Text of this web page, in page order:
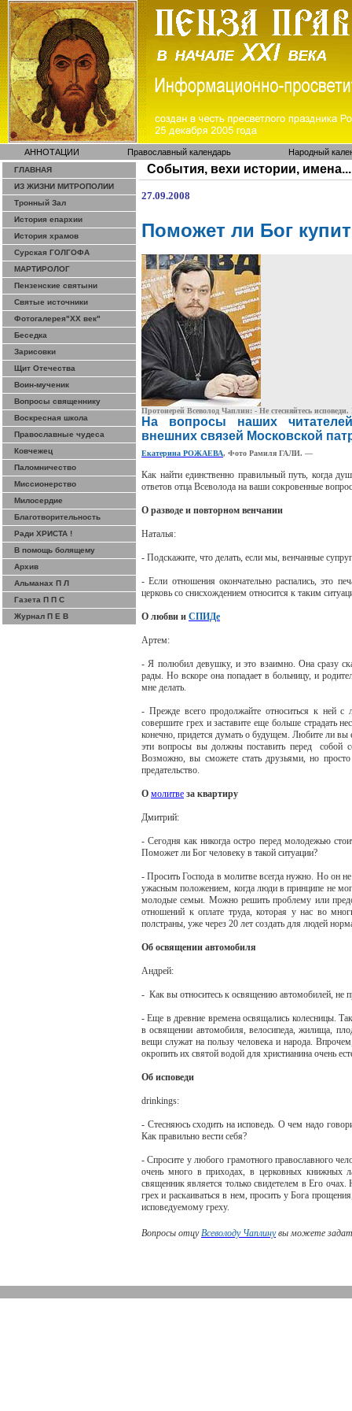
АННОТАЦИИ Православный календарь Народный
ГЛАВНАЯ
ИЗ ЖИЗНИ МИТРОПОЛИИ
Тронный Зал
История епархии
История храмов
Сурская ГОЛГОФА
МАРТИРОЛОГ
Пензенские святыни
Святые источники
Фотогалерея"ХХ век"
Беседка
Зарисовки
Щит Отечества
Воин-мученик
Вопросы священнику
Воскресная школа
Православные чудеса
Ковчежец
Паломничество
Миссионерство
Милосердие
Благотворительность
Ради ХРИСТА !
В помощь болящему
Архив
Альманах П Л
Газета П П С
Журнал П Е В
События, вехи истории, имена...
27.09.2008
Поможет ли Бог
Протоиерей Всеволод Чаплин: - Не стесняйтесь
На вопросы наших читателей
внешних связей Московской
Екатерина РОЖАЕВА, Фото Рамиля ГАЛИ. —
Как найти единственно правильный путь, когда
ответов отца Всеволода на ваши сокровенные
О разводе и повторном венчании
Наталья:
- Подскажите, что делать, если мы, венчанные
- Если отношения окончательно распались, это
церковь со снисхождением относится к таким
О любви и СПИДе
Артем:
- Я полюбил девушку, и это взаимно. Она сразу
рады. Но вскоре она попадает в больницу, и
мне делать.
- Прежде всегопродолжайте относиться к ней с
совершите грех и заставите еще больше страдать
конечно, придется думать о будущем. Любите ли вы
эти вопросы вы должны поставить перед собой
Возможно, вы сможете стать друзьями, но
предательство.
О молитве за квартиру
Дмитрий:
- Сегодня как никогда остро перед молодежью
Поможет ли Бог человеку в такой ситуации?
- Просить Господа в молитве всегда нужно. Но он
ужасным положением, когда люди в принципе не
молодые семьи. Можно решить проблему или
отношений к оплате труда, которая у нас во
полстраны, уже через 20 лет создать для людей
Об освящении автомобиля
Андрей:
- Как вы относитесь к освящению автомобилей, не
- Еще в древние времена освящались колесницы.
в освящении автомобиля, велосипеда, жилища,
вещи служат на пользу человека и народа.
окропить их святой водой для христианина очень
Об исповеди
drinkings:
- Стесняюсь сходить на исповедь. О чем надо
Как правильно вести себя?
- Спросите у любого грамотного православного
очень много в приходах, в церковных книжных
священник является только свидетелем в Его очах.
грех и раскаиваться в нем, просить у Бога
исповедуемому греху.
Вопросы отцуВсеволоду Чаплинувы можете